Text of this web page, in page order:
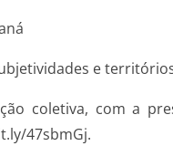
e
coletiva, com a
47sbmGj.